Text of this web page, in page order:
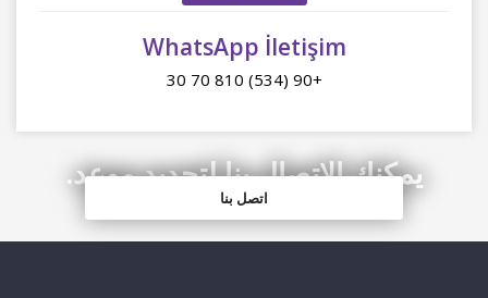
WhatsApp İletişim
+90 (534) 810 70 30
يمكنك الاتصال بنا لتحديد موعد.
اتصل بنا